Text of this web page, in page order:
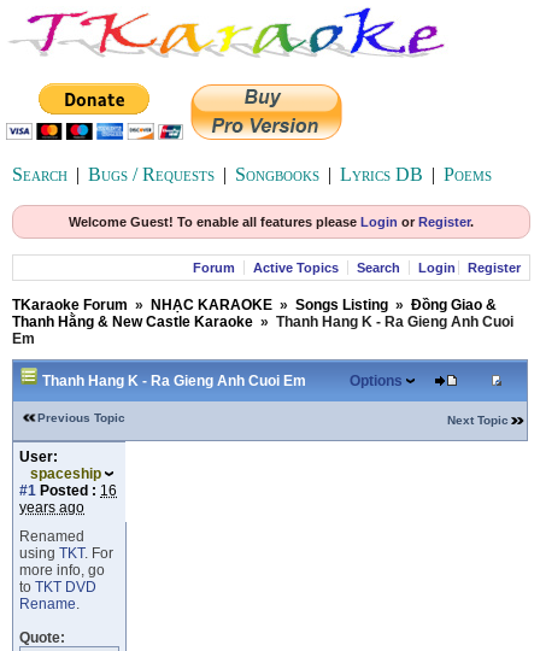
Search | Bugs / Requests | Songbooks | Lyrics DB | Poems
Welcome Guest! To enable all features please Login or Register.
Forum Active Topics Search Login Register
TKaraoke Forum » NHẠC KARAOKE » Songs Listing » Đồng Giao &
Thanh Hằng & New Castle Karaoke » Thanh Hang K - Ra Gieng Anh Cuoi
Em
Thanh Hang K - Ra Gieng Anh Cuoi Em Options
Previous Topic Next Topic
User:
spaceship
#1 Posted : 16
years ago
Renamed
using TKT. For
more info, go
to TKT DVD
Rename.
Quote: